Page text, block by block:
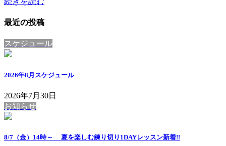
最近の投稿
スケジュール
2026年8月スケジュール
2026年7月30日
お知らせ
8/7（金）14時～ 夏を楽しむ練り切り1DAYレッスン新着!!